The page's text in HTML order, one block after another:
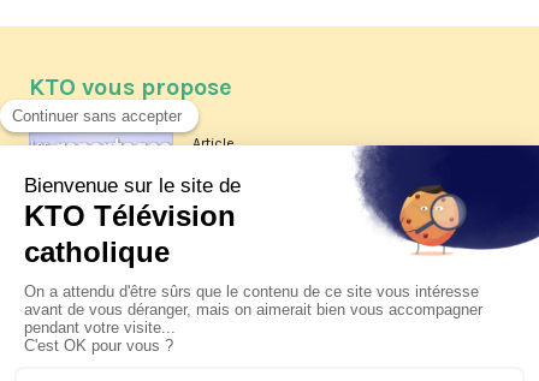
KTO vous propose
Article
Les reportages d'été 2026 de KTO
La visite pastorale du pape Léon
XIV à Assise à suivre sur KTO le
jeudi 6 août